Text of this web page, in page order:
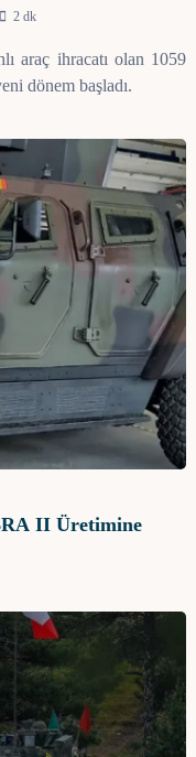
2 dk
araç ihracatı olan 1059
dönem başladı.
II Üretimine